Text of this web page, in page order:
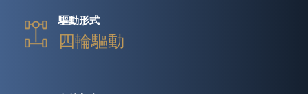
驅動形式
四輪驅動